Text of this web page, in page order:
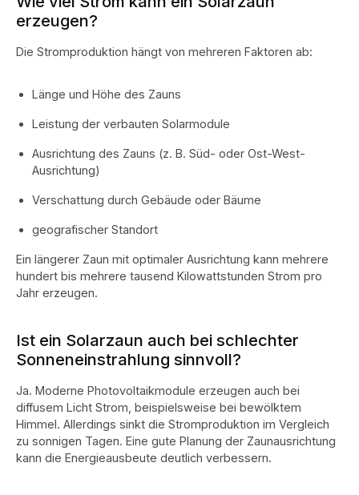
erzeugen?
Die Stromproduktion hängt von mehreren Faktoren ab:
Länge und Höhe des Zauns
Leistung der verbauten Solarmodule
Ausrichtung des Zauns (z. B. Süd- oder Ost-West-
Ausrichtung)
Verschattung durch Gebäude oder Bäume
geografischer Standort
Ein längerer Zaun mit optimaler Ausrichtung kann mehrere
hundert bis mehrere tausend Kilowattstunden Strom pro
Jahr erzeugen.
Ist ein Solarzaun auch bei schlechter
Sonneneinstrahlung sinnvoll?
Ja. Moderne Photovoltaikmodule erzeugen auch bei
diffusem Licht Strom, beispielsweise bei bewölktem
Himmel. Allerdings sinkt die Stromproduktion im Vergleich
zu sonnigen Tagen. Eine gute Planung der Zaunausrichtung
kann die Energieausbeute deutlich verbessern.